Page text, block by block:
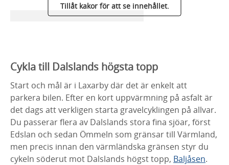
Tillåt kakor för att se innehållet.
Cykla till Dalslands högsta topp
Start och mål är i Laxarby där det är enkelt att
parkera bilen. Efter en kort uppvärmning på asfalt är
det dags att verkligen starta gravelcyklingen på allvar.
Du passerar flera av Dalslands stora fina sjöar, först
Edslan och sedan Ömmeln som gränsar till Värmland,
men precis innan den värmländska gränsen styr du
cykeln söderut mot Dalslands högst topp, Baljåsen.